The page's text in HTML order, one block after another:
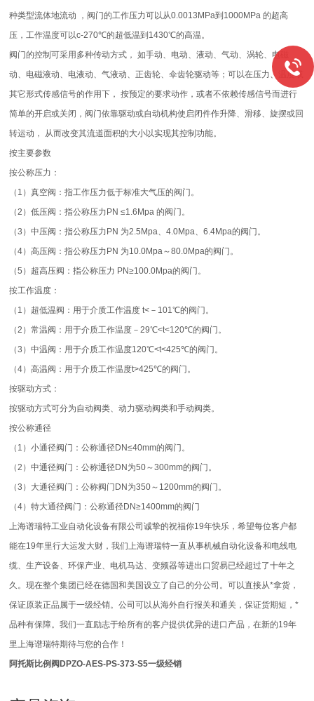
种类型流体地流动 ，阀门的工作压力可以从0.0013MPa到1000MPa 的超高
压，工作温度可以c-270℃的超低温到1430℃的高温。
阀门的控制可采用多种传动方式， 如手动、电动、液动、气动、涡轮、电磁
动、电磁液动、电液动、气液动、正齿轮、伞齿轮驱动等；可以在压力、温度或
其它形式传感信号的作用下， 按预定的要求动作，或者不依赖传感信号而进行
简单的开启或关闭，阀门依靠驱动或自动机构使启闭件作升降、滑移、旋摆或回
转运动， 从而改变其流道面积的大小以实现其控制功能。
按主要参数
按公称压力：
（1）真空阀：指工作压力低于标准大气压的阀门。
（2）低压阀：指公称压力PN ≤1.6Mpa 的阀门。
（3）中压阀：指公称压力PN 为2.5Mpa、4.0Mpa、6.4Mpa的阀门。
（4）高压阀：指公称压力PN 为10.0Mpa～80.0Mpa的阀门。
（5）超高压阀：指公称压力 PN≥100.0Mpa的阀门。
按工作温度：
（1）超低温阀：用于介质工作温度 t<－101℃的阀门。
（2）常温阀：用于介质工作温度－29℃<t<120℃的阀门。
（3）中温阀：用于介质工作温度120℃<t<425℃的阀门。
（4）高温阀：用于介质工作温度t>425℃的阀门。
按驱动方式：
按驱动方式可分为自动阀类、动力驱动阀类和手动阀类。
按公称通径
（1）小通径阀门：公称通径DN≤40mm的阀门。
（2）中通径阀门：公称通径DN为50～300mm的阀门。
（3）大通径阀门：公称阀门DN为350～1200mm的阀门。
（4）特大通径阀门：公称通径DN≥1400mm的阀门
上海谱瑞特工业自动化设备有限公司诚挚的祝福你19年快乐，希望每位客户都
能在19年里行大运发大财，我们上海谱瑞特一直从事机械自动化设备和电线电
缆、生产设备、环保产业、电机马达、变频器等进出口贸易已经超过了十年之
久。现在整个集团已经在德国和美国设立了自己的分公司。可以直接从*拿货，
保证原装正品属于一级经销。公司可以从海外自行报关和通关，保证货期短，*
品种有保障。我们一直励志于给所有的客户提供优异的进口产品，在新的19年
里上海谱瑞特期待与您的合作！
阿托斯比例阀DPZO-AES-PS-373-S5一级经销